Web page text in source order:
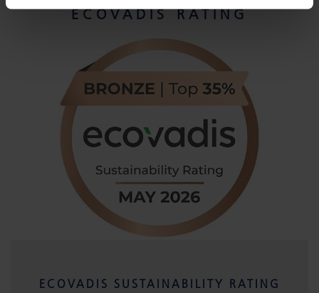
ECOVADIS RATING
ECOVADIS SUSTAINABILITY RATING